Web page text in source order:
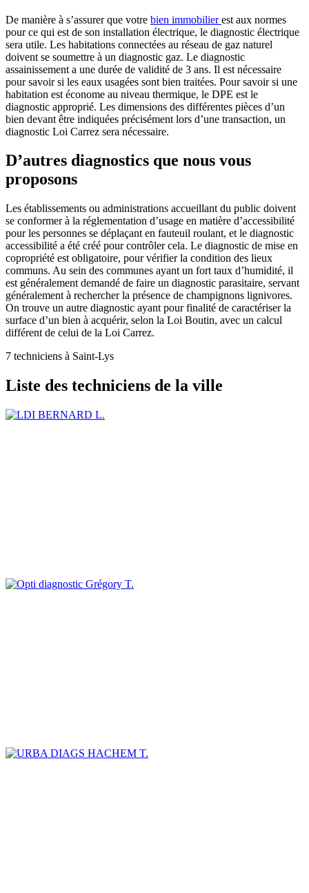
De manière à s’assurer que votre bien immobilierest aux normes
pour ce qui est de son installation électrique, le diagnostic électrique
sera utile. Les habitations connectées au réseau de gaz naturel
doivent se soumettre à un diagnostic gaz. Le diagnostic
assainissement a une durée de validité de 3 ans. Il est nécessaire
pour savoir si les eaux usagées sont bien traitées. Pour savoir si une
habitation est économe au niveau thermique, le DPE est le
diagnostic approprié. Les dimensions des différentes pièces d’un
bien devant être indiquées précisément lors d’une transaction, un
diagnostic Loi Carrez sera nécessaire.
D’autres diagnostics que nous vous
proposons
Les établissements ou administrations accueillant du public doivent
se conformer à la réglementation d’usage en matière d’accessibilité
pour les personnes se déplaçant en fauteuil roulant, et le diagnostic
accessibilité a été créé pour contrôler cela. Le diagnostic de mise en
copropriété est obligatoire, pour vérifier la condition des lieux
communs. Au sein des communes ayant un fort taux d’humidité, il
est généralement demandé de faire un diagnostic parasitaire, servant
généralement à rechercher la présence de champignons lignivores.
On trouve un autre diagnostic ayant pour finalité de caractériser la
surface d’un bien à acquérir, selon la Loi Boutin, avec un calcul
différent de celui de la Loi Carrez.
7 techniciens à Saint-Lys
Liste des techniciens de la ville
BERNARD L.
Grégory T.
HACHEM T.